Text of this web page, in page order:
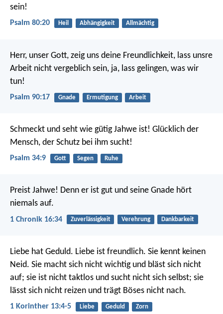
sein!
Psalm 80:20 Heil Abhängigkeit Allmächtig
Herr, unser Gott, zeig uns deine Freundlichkeit, lass unsre
Arbeit nicht vergeblich sein, ja, lass gelingen, was wir
tun!
Psalm 90:17 Gnade Ermutigung Arbeit
Schmeckt und seht wie gütig Jahwe ist! Glücklich der
Mensch, der Schutz bei ihm sucht!
Psalm 34:9 Gott Segen Ruhe
Preist Jahwe! Denn er ist gut und seine Gnade hört
niemals auf.
1 Chronik 16:34 Zuverlässigkeit Verehrung Dankbarkeit
Liebe hat Geduld. Liebe ist freundlich. Sie kennt keinen
Neid. Sie macht sich nicht wichtig und bläst sich nicht
auf; sie ist nicht taktlos und sucht nicht sich selbst; sie
lässt sich nicht reizen und trägt Böses nicht nach.
1 Korinther 13:4-5 Liebe Geduld Zorn